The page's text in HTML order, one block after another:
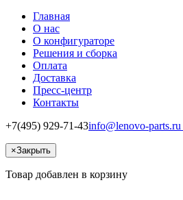
Главная
О нас
О конфигураторе
Решения и сборка
Оплата
Доставка
Пресс-центр
Контакты
+7(495) 929-71-43info@lenovo-parts.ru
×Закрыть
Товар добавлен в корзину